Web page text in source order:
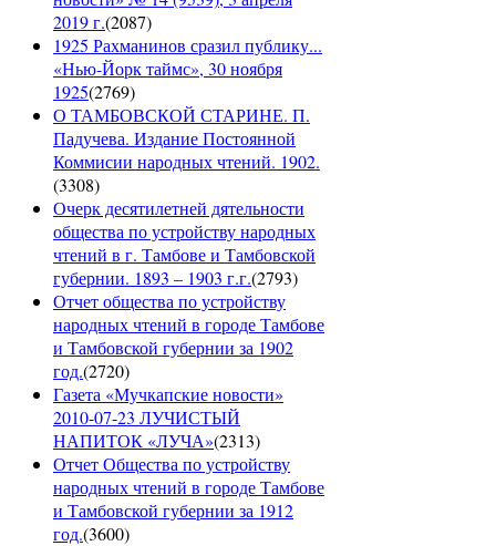
2019 г.(2087)
1925 Рахманинов сразил публику...
«Нью-Йорк таймс», 30 ноября
1925(2769)
О ТАМБОВСКОЙ СТАРИНЕ. П.
Падучева. Издание Постоянной
Коммисии народных чтений. 1902.
(3308)
Очерк десятилетней дятельности
общества по устройству народных
чтений в г. Тамбове и Тамбовской
губернии. 1893 – 1903 г.г.(2793)
Отчет общества по устройству
народных чтений в городе Тамбове
и Тамбовской губернии за 1902
год.(2720)
Газета «Мучкапские новости»
2010-07-23 ЛУЧИСТЫЙ
НАПИТОК «ЛУЧА»(2313)
Отчет Общества по устройству
народных чтений в городе Тамбове
и Тамбовской губернии за 1912
год.(3600)